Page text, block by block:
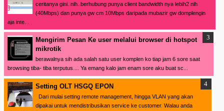
ceritanya gini..nih..berhubung punya client bandwidth nya lebih2 nih
(40Mbps) dan punya gw cm 10Mbps daripada mubazir gw domplengin
aja inte...
Mengirim Pesan Ke user melalui browser di hotspot
mikrotik
berawalnya sih ada salah satu user komplen ko tiap jam 6 sore saat
browsing tiba- tiba terputus.... Ya emang kalo jam enam sore aku buat sc...
Setting OLT HSGQ EPON
Dari mulai setting remote management, hingga VLAN yang akan
dipakai untuk mendistribusikan service ke customer. Walau anda